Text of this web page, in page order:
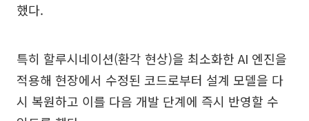
했다.
특히 할루시네이션(환각 현상)을 최소화한 AI 엔진을
적용해 현장에서 수정된 코드로부터 설계 모델을 다
시 복원하고 이를 다음 개발 단계에 즉시 반영할 수